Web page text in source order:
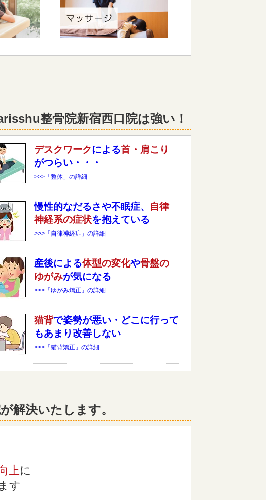
整骨院新宿西口院は強い！
デスクワークによる首・肩こり
がつらい・・・
>>>「整体」の詳細
慢性的なだるさや不眠症、 自律
神経系の症状を抱えている
>>>「自律神経症」の詳細
産後による体型の変化や骨盤の
ゆがみが気になる
>>>「ゆがみ矯正」の詳細
猫背で姿勢が悪い・どこに行って
もあまり改善しない
>>>「猫背矯正」の詳細
解決いたします。
上に
す